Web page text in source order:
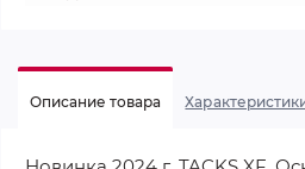
Описание товара